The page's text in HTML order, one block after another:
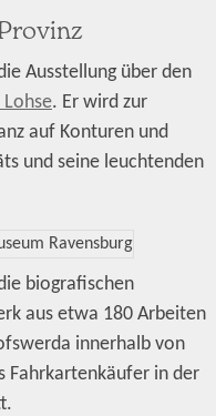
Ausstellung über den
Lohse. Er wird zur
auf Konturen und
und seine leuchtenden
biografischen
aus etwa 180 Arbeiten
innerhalb von
Fahrkartenkäufer in der